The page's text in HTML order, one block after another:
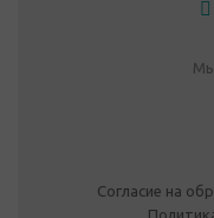
Мы
Согласие на